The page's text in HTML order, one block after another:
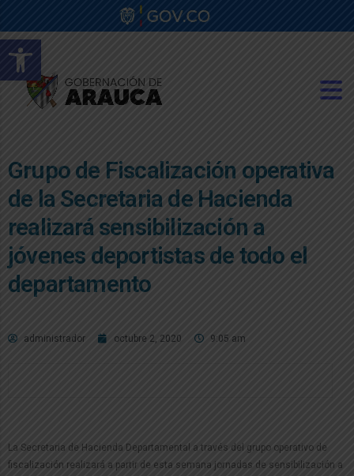
Abrir barra de herramientas
Grupo de Fiscalización operativa
de la Secretaria de Hacienda
realizará sensibilización a
jóvenes deportistas de todo el
departamento
administrador octubre 2, 2020 9:05 am
La Secretaria de Hacienda Departamental a través del grupo operativo de
fiscalización realizará a partir de esta semana jornadas de sensibilización a